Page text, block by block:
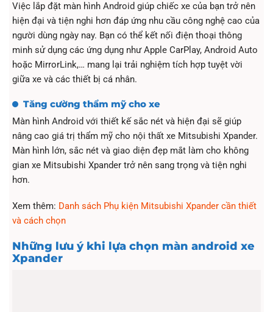
Việc lắp đặt màn hình Android giúp chiếc xe của bạn trở nên
hiện đại và tiện nghi hơn đáp ứng nhu cầu công nghệ cao của
người dùng ngày nay. Bạn có thể kết nối điện thoại thông
minh sử dụng các ứng dụng như Apple CarPlay, Android Auto
hoặc MirrorLink,… mang lại trải nghiệm tích hợp tuyệt vời
giữa xe và các thiết bị cá nhân.
Tăng cường thẩm mỹ cho xe
Màn hình Android với thiết kế sắc nét và hiện đại sẽ giúp
nâng cao giá trị thẩm mỹ cho nội thất xe Mitsubishi Xpander.
Màn hình lớn, sắc nét và giao diện đẹp mắt làm cho không
gian xe Mitsubishi Xpander trở nên sang trọng và tiện nghi
hơn.
Xem thêm: Danh sách Phụ kiện Mitsubishi Xpander cần thiết
và cách chọn
Những lưu ý khi lựa chọn màn android xe
Xpander